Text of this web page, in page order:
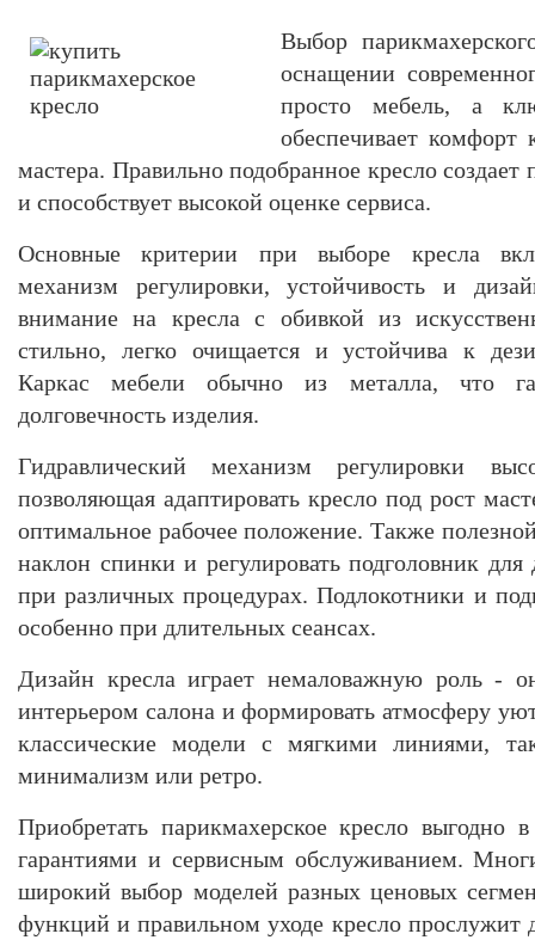
Выбор
оснащении
просто мебель, а
обеспечивает комфорт
мастера. Правильно подобранное кресло создает
и способствует высокой оценке сервиса.
Основные критерии при выборе кресла
механизм регулировки, устойчивость и
внимание на кресла с обивкой из
стильно, легко очищается и устойчива к
Каркас мебели обычно из металла, что
долговечность изделия.
Гидравлический механизм регулировки
позволяющая адаптировать кресло под рост
оптимальное рабочее положение. Также
наклон спинки и регулировать подголовник
при различных процедурах. Подлокотники и
особенно при длительных сеансах.
Дизайн кресла играет немаловажную роль -
интерьером салона и формировать атмосферу
классические модели с мягкими линиями,
минимализм или ретро.
Приобретать парикмахерское кресло выгодно
гарантиями и сервисным обслуживанием.
широкий выбор моделей разных ценовых
функций и правильном уходе кресло прослужит